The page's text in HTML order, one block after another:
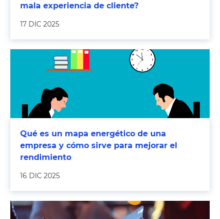
mala experiencia de cliente?
17 DIC 2025
Qué es un mapa energético de una
empresa y cómo sirve para mejorar el
rendimiento
16 DIC 2025